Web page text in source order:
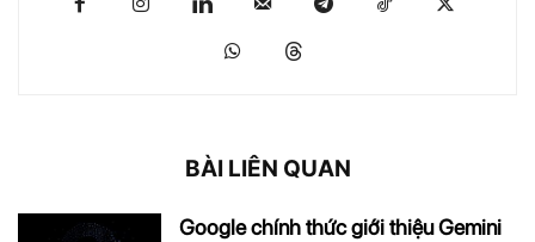
BÀI LIÊN QUAN
Google chính thức giới thiệu Gemini